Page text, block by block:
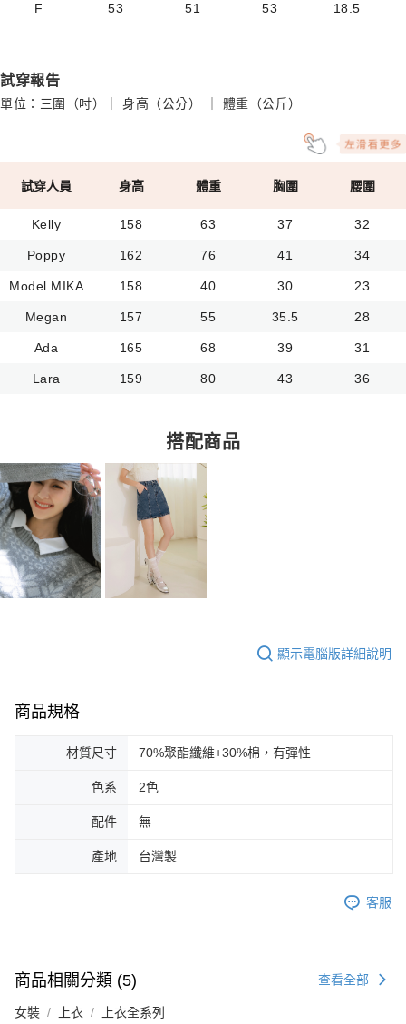
F 53 51 53 18.5
試穿報告
單位：三圍（吋）｜ 身高（公分） ｜ 體重（公斤）
試穿人員 身高 體重 胸圍 腰圍
Kelly 158 63 37 32
Poppy 162 76 41 34
Model MIKA 158 40 30 23
Megan 157 55 35.5 28
Ada 165 68 39 31
Lara 159 80 43 36
搭配商品
顯示電腦版詳細說明
商品規格
材質尺寸 70%聚酯纖維+30%棉，有彈性
色系 2色
配件 無
產地 台灣製
客服
商品相關分類 (5) 查看全部
女裝 上衣 上衣全系列